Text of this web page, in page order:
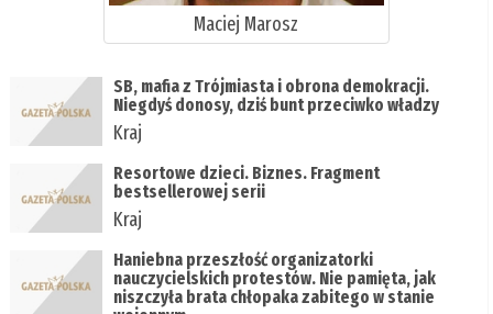
Maciej Marosz
SB, mafia z Trójmiasta i obrona demokracji.
Niegdyś donosy, dziś bunt przeciwko władzy
Kraj
Resortowe dzieci. Biznes. Fragment
bestsellerowej serii
Kraj
Haniebna przeszłość organizatorki
nauczycielskich protestów. Nie pamięta, jak
niszczyła brata chłopaka zabitego w stanie